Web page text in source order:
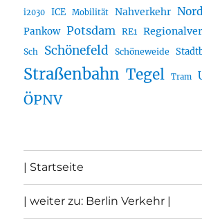
i2030 ICE Mobilität Nahverkehr Nord
Pankow Potsdam RE1
Sch Schönefeld Schöneweide
Straßenbahn Tegel Tram
ÖPNV
| Startseite
| weiter zu: Berlin Verkehr |